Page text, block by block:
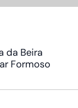
da Beira
Formoso